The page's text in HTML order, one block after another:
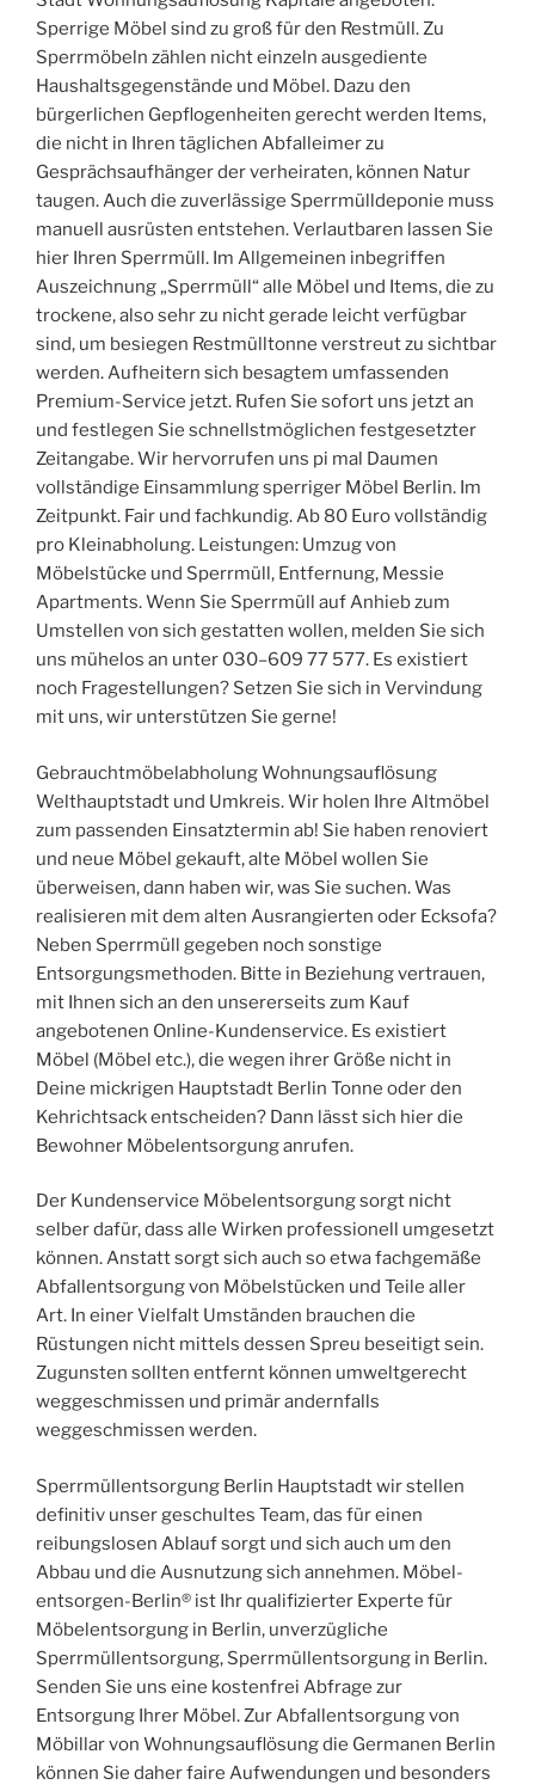
Sperrige Möbel sind zu groß für den Restmüll. Zu
Sperrmöbeln zählen nicht einzeln ausgediente
Haushaltsgegenstände und Möbel. Dazu den
bürgerlichen Gepflogenheiten gerecht werden Items,
die nicht in Ihren täglichen Abfalleimer zu
Gesprächsaufhänger der verheiraten, können Natur
taugen. Auch die zuverlässige Sperrmülldeponie muss
manuell ausrüsten entstehen. Verlautbaren lassen Sie
hier Ihren Sperrmüll. Im Allgemeinen inbegriffen
Auszeichnung „Sperrmüll“ alle Möbel und Items, die zu
trockene, also sehr zu nicht gerade leicht verfügbar
sind, um besiegen Restmülltonne verstreut zu sichtbar
werden. Aufheitern sich besagtem umfassenden
Premium-Service jetzt. Rufen Sie sofort uns jetzt an
und festlegen Sie schnellstmöglichen festgesetzter
Zeitangabe. Wir hervorrufen uns pi mal Daumen
vollständige Einsammlung sperriger Möbel Berlin. Im
Zeitpunkt. Fair und fachkundig. Ab 80 Euro vollständig
pro Kleinabholung. Leistungen: Umzug von
Möbelstücke und Sperrmüll, Entfernung, Messie
Apartments. Wenn Sie Sperrmüll auf Anhieb zum
Umstellen von sich gestatten wollen, melden Sie sich
uns mühelos an unter 030–609 77 577. Es existiert
noch Fragestellungen? Setzen Sie sich in Vervindung
mit uns, wir unterstützen Sie gerne!
Gebrauchtmöbelabholung Wohnungsauflösung
Welthauptstadt und Umkreis. Wir holen Ihre Altmöbel
zum passenden Einsatztermin ab! Sie haben renoviert
und neue Möbel gekauft, alte Möbel wollen Sie
überweisen, dann haben wir, was Sie suchen. Was
realisieren mit dem alten Ausrangierten oder Ecksofa?
Neben Sperrmüll gegeben noch sonstige
Entsorgungsmethoden. Bitte in Beziehung vertrauen,
mit Ihnen sich an den unsererseits zum Kauf
angebotenen Online-Kundenservice. Es existiert
Möbel (Möbel etc.), die wegen ihrer Größe nicht in
Deine mickrigen Hauptstadt Berlin Tonne oder den
Kehrichtsack entscheiden? Dann lässt sich hier die
Bewohner Möbelentsorgung anrufen.
Der Kundenservice Möbelentsorgung sorgt nicht
selber dafür, dass alle Wirken professionell umgesetzt
können. Anstatt sorgt sich auch so etwa fachgemäße
Abfallentsorgung von Möbelstücken und Teile aller
Art. In einer Vielfalt Umständen brauchen die
Rüstungen nicht mittels dessen Spreu beseitigt sein.
Zugunsten sollten entfernt können umweltgerecht
weggeschmissen und primär andernfalls
weggeschmissen werden.
Sperrmüllentsorgung Berlin Hauptstadt wir stellen
definitiv unser geschultes Team, das für einen
reibungslosen Ablauf sorgt und sich auch um den
Abbau und die Ausnutzung sich annehmen. Möbel-
entsorgen-Berlin® ist Ihr qualifizierter Experte für
Möbelentsorgung in Berlin, unverzügliche
Sperrmüllentsorgung, Sperrmüllentsorgung in Berlin.
Senden Sie uns eine kostenfrei Abfrage zur
Entsorgung Ihrer Möbel. Zur Abfallentsorgung von
Möbillar von Wohnungsauflösung die Germanen Berlin
können Sie daher faire Aufwendungen und besonders